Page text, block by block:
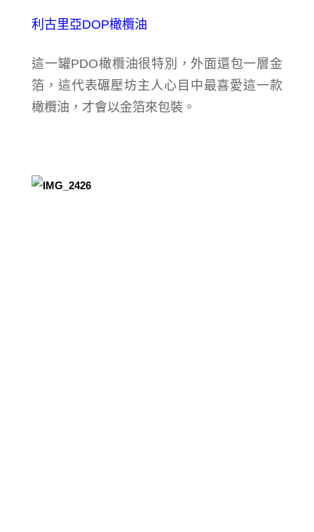
利古里亞DOP橄欖油
這一罐PDO橄欖油很特別，外面還包一層金
箔，這代表碾壓坊主人心目中最喜愛這一款
橄欖油，才會以金箔來包裝。